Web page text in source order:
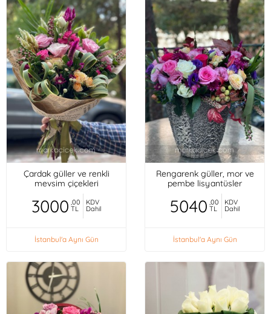
Çardak güller ve renkli
mevsim çiçekleri
3000 ,00
TL
KDV
Dahil
İstanbul'a Aynı Gün
Rengarenk güller, mor ve
pembe lisyantüsler
5040 ,00
TL
KDV
Dahil
İstanbul'a Aynı Gün